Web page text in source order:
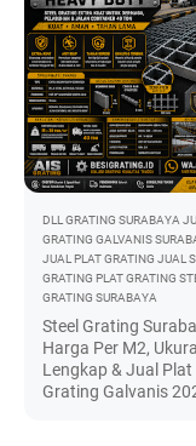
DLL GRATING SURABAYA
GRATING GALVANIS
JUAL PLAT GRATING JUAL
GRATING PLAT GRATING
GRATING SURABAYA
Steel Grating
Harga Per M2,
Lengkap & Jual Plat
Grating Galvanis